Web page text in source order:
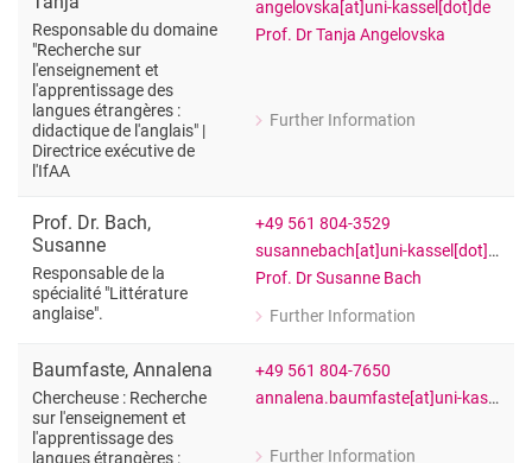
Responsable du domaine
"Recherche sur
l'enseignement et
l'apprentissage des
langues étrangères :
didactique de l'anglais" |
Directrice exécutive de
l'IfAA
angelovska[at]uni-kassel[dot]de
Prof. Dr Tanja Angelovska
Further Information
for Prof. Dr. Tanja Angelovska
Prof. Dr. Bach,
Susanne
Responsable de la
spécialité "Littérature
anglaise".
+49 561 804-3529
susannebach[at]uni-kassel[dot]de
Prof. Dr Susanne Bach
Further Information
for Prof. Dr. Susanne Bach
Baumfaste, Annalena
Chercheuse : Recherche
sur l'enseignement et
l'apprentissage des
+49 561 804-7650
annalena.baumfaste[at]uni-kassel[dot]de
Further Information